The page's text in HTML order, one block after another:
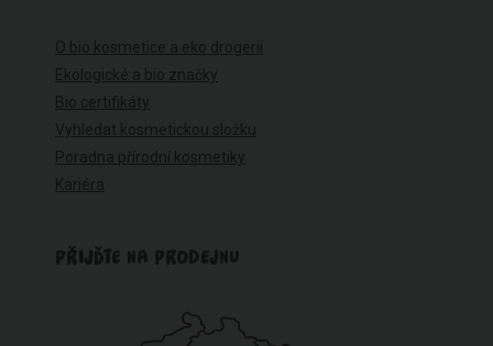
O bio kosmetice a eko drogerii
Ekologické a bio značky
Bio certifikáty
Vyhledat kosmetickou složku
Poradna přírodní kosmetiky
Kariéra
PŘIJĎTE NA PRODEJNU